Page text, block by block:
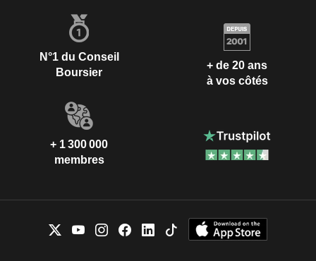
N°1 du Conseil
Boursier
+ de 20 ans
à vos côtés
+ 1 300 000
membres